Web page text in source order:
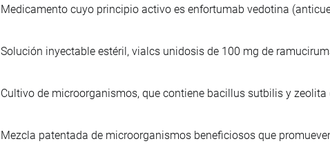
Medicamento cuyo principio activo es enfortumab vedotina
Solución inyectable estéril, vialcs unidosis de 100 mg de
Cultivo de microorganismos, que contiene bacillus sutbilis y zeolita
Mezcla patentada de microorganismos beneficiosos que